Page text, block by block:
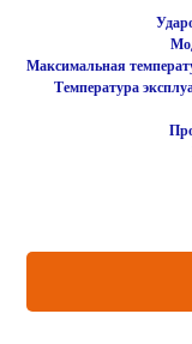
Максимальная
Температура